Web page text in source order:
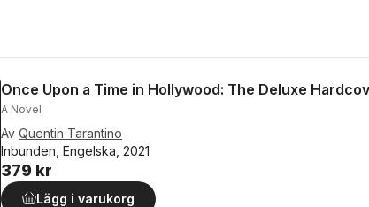
Once Upon a Time in Hollywood: The Deluxe
A Novel
Av Quentin Tarantino
Inbunden, Engelska, 2021
379 kr
Lägg i varukorg